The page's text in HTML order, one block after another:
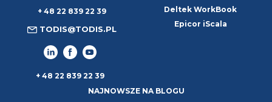
+ 48 22 839 22 39
TODIS@TODIS.PL
+ 48 22 839 22 39
Deltek WorkBook
Epicor iScala
NAJNOWSZE NA BLOGU